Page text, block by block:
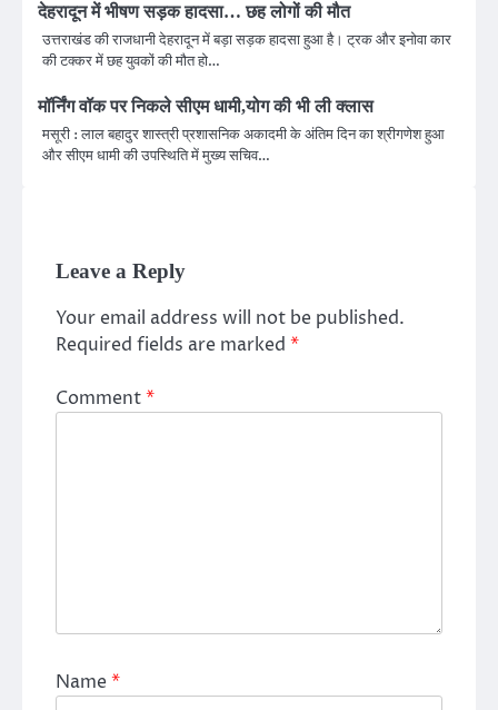
देहरादून में भीषण सड़क हादसा… छह लोगों की मौत
उत्तराखंड की राजधानी देहरादून में बड़ा सड़क हादसा हुआ है। ट्रक और इनोवा कार
की टक्कर में छह युवकों की मौत हो…
मॉर्निंग वॉक पर निकले सीएम धामी,योग की भी ली क्लास
मसूरी : लाल बहादुर शास्त्री प्रशासनिक अकादमी के अंतिम दिन का श्रीगणेश हुआ
और सीएम धामी की उपस्थिति में मुख्य सचिव…
Leave a Reply
Your email address will not be published.
Required fields are marked *
Comment*
Name*